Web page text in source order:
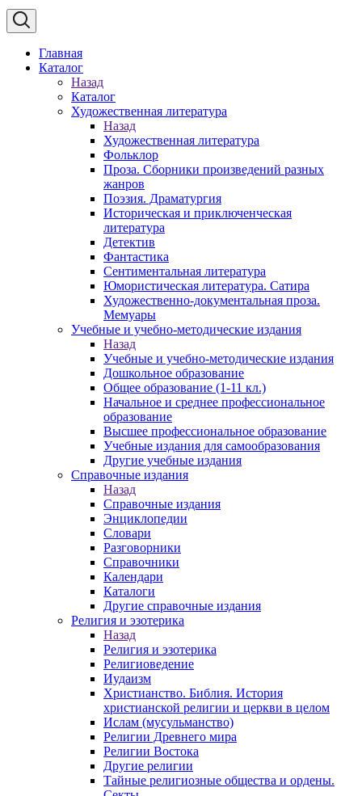
Главная
Каталог
Назад
Каталог
Художественная литература
Назад
Художественная литература
Фольклор
Проза. Сборники произведений разных
жанров
Поэзия. Драматургия
Историческая и приключенческая
литература
Детектив
Фантастика
Сентиментальная литература
Юмористическая литература. Сатира
Художественно-документальная проза.
Мемуары
Учебные и учебно-методические издания
Назад
Учебные и учебно-методические издания
Дошкольное образование
Общее образование (1-11 кл.)
Начальное и среднее профессиональное
образование
Высшее профессиональное образование
Учебные издания для самообразования
Другие учебные издания
Справочные издания
Назад
Справочные издания
Энциклопедии
Словари
Разговорники
Справочники
Календари
Каталоги
Другие справочные издания
Религия и эзотерика
Назад
Религия и эзотерика
Религиоведение
Иудаизм
Христианство. Библия. История
христианской религии и церкви в целом
Ислам (мусульманство)
Религии Древнего мира
Религии Востока
Другие религии
Тайные религиозные общества и ордены.